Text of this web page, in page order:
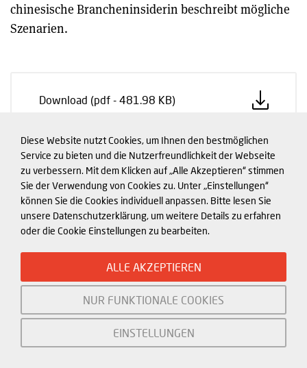
Diese Website nutzt Cookies, um Ihnen den bestmöglichen
Service zu bieten und die Nutzerfreundlichkeit der Webseite
zu verbessern. Mit dem Klicken auf „Alle Akzeptieren“ stimmen
Sie der Verwendung von Cookies zu. Unter „Einstellungen“
können Sie die Cookies individuell anpassen. Bitte lesen Sie
unsere Datenschutzerklärung, um weitere Details zu erfahren
oder die Cookie Einstellungen zu bearbeiten.
ALLE AKZEPTIEREN
NUR FUNKTIONALE COOKIES
EINSTELLUNGEN
chinesische Brancheninsiderin beschreibt mögliche
Szenarien.
Download (pdf - 481.98 KB)